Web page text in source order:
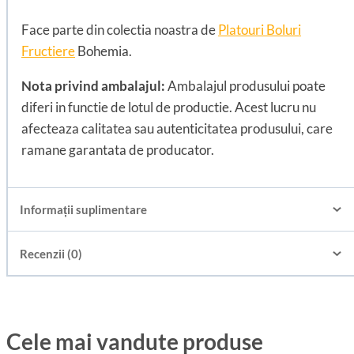
Face parte din colectia noastra dePlatouri Boluri
FructiereBohemia.
Nota privind ambalajul:Ambalajul produsului poate
diferi in functie de lotul de productie. Acest lucru nu
afecteaza calitatea sau autenticitatea produsului, care
ramane garantata de producator.
Informații suplimentare
Recenzii (0)
Cele mai vandute produse